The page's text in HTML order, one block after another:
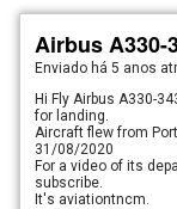
Airbus A330-
Enviado há5 anos
Hi Fly Airbus A330-
for landing.
Aircraft flew from
31/08/2020
For a video of its
subscribe.
It's aviationtncm.